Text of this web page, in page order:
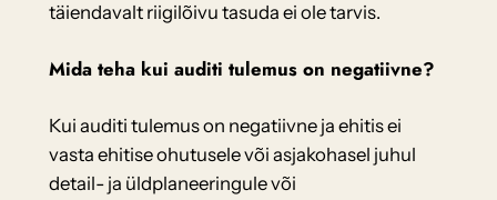
täiendavalt riigilõivu tasuda ei ole tarvis.
Mida teha kui auditi tulemus on negatiivne?
Kui auditi tulemus on negatiivne ja ehitis ei
vasta ehitise ohutusele või asjakohasel juhul
detail- ja üldplaneeringule või